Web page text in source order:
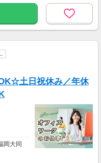
）
土日祝休み／年休
岡大同